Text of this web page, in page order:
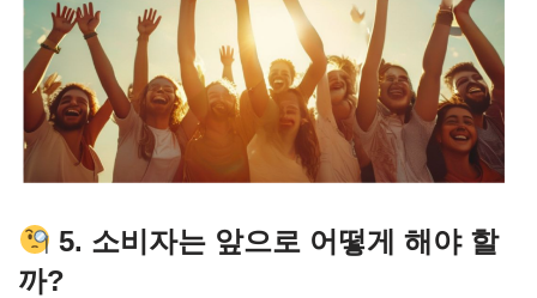
5. 소비자는 앞으로 어떻게 해야 할
까?